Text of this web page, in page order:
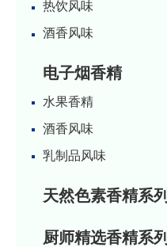
热饮风味
酒香风味
电子烟香精
水果香精
酒香风味
乳制品风味
天然色素香精系列
厨师精选香精系列